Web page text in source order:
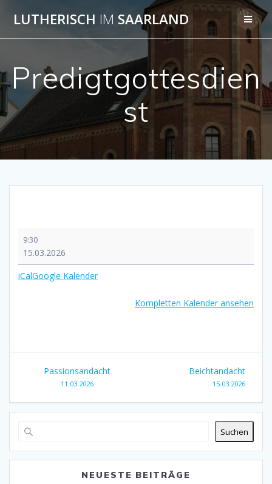
Skip
to
content
LUTHERISCH IM SAARLAND
Predigtgottesdien
st
9:30
15.03.2026
iCalGoogle Kalender
Kompletten Kalender ansehen
Beitragsnavigation
Passionsandacht
11.03.2026
Beichtandacht
15.03.2026
Suchen
NEUESTE BEITRÄGE